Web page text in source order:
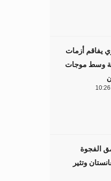
يفاقم أزمات
وسط موجات
الفجوة
وتثير